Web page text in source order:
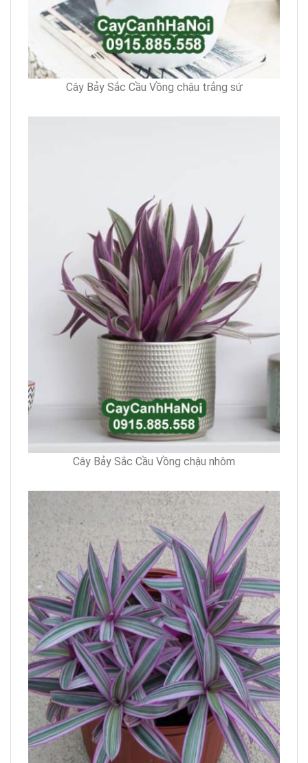
Cây Bảy Sắc Cầu Vồng chậu trắng sứ
Cây Bảy Sắc Cầu Vồng chậu nhôm